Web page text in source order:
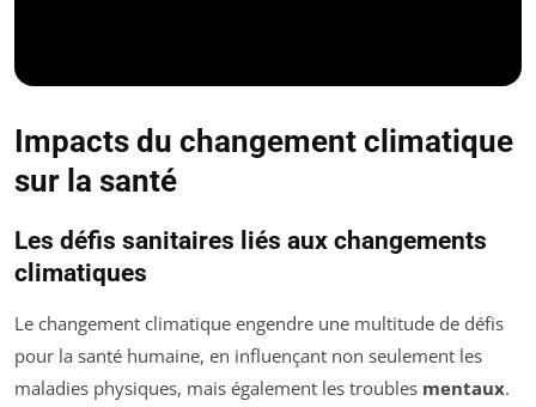
Impacts du changement climatique
sur la santé
Les défis sanitaires liés aux changements
climatiques
Le changement climatique engendre une multitude de défis
pour la santé humaine, en influençant non seulement les
maladies physiques, mais également les troubles mentaux.